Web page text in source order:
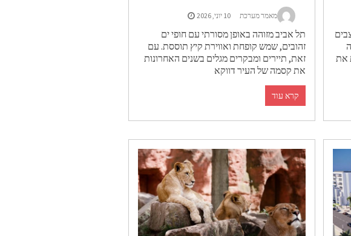
מאמר מערכת 10 יוני, 2026
תל אביב מזוהה באופן מסורתי עם חופי ים
זהובים, שמש קופחת ואווירת קיץ תוססת. עם
זאת, תיירים ומבקרים מגלים בשנים האחרונות
את קסמה של העיר דווקא
קרא עוד
קצבים
את